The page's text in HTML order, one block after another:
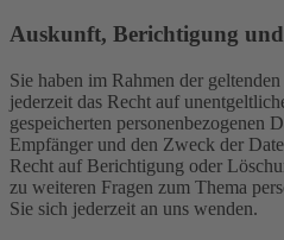
Auskunft, Berichtigung
Sie haben im Rahmen der
jederzeit das Recht auf
gespeicherten personenbezogenen
Empfänger und den Zweck der
Recht auf Berichtigung oder
zu weiteren Fragen zum Thema
Sie sich jederzeit an uns wenden.